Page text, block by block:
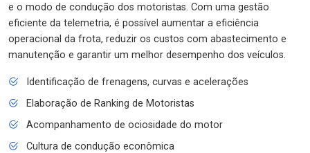
e o modo de condução dos motoristas. Com uma gestão
eficiente da telemetria, é possível aumentar a eficiência
operacional da frota, reduzir os custos com abastecimento e
manutenção e garantir um melhor desempenho dos veículos.
Identificação de frenagens, curvas e acelerações
Elaboração de Ranking de Motoristas
Acompanhamento de ociosidade do motor
Cultura de condução econômica